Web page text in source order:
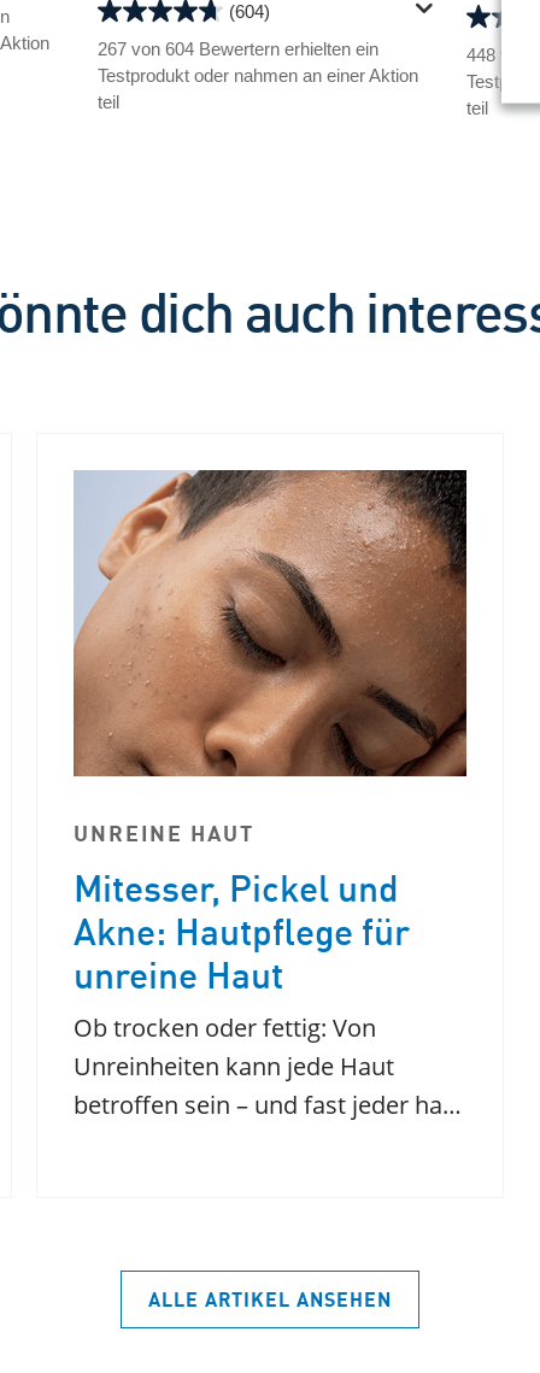
(604)
4.7
von
5
Sternen.
267 von 604 Bewertern erhielten ein
Testprodukt oder nahmen an einer Aktion
teil
4.7
von
5
448 von
teil
dich auch
UNREINE HAUT
Mitesser, Pickel und
Akne: Hautpflege für
unreine Haut
Ob trocken oder fettig: Von
Unreinheiten kann jede Haut
betroffen sein – und fast jeder ha…
ALLE ARTIKEL ANSEHEN